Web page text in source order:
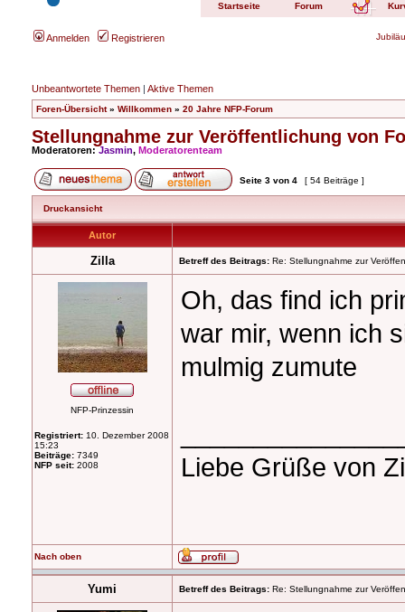
Startseite Forum
Anmelden Registrieren
Unbeantwortete Themen | Aktive Themen
Foren-Übersicht» Willkommen » 20 Jahre NFP-Forum
Stellungnahme zur Veröffentlichung von
Moderatoren:Jasmin, Moderatorenteam
Seite 3 von 4 [ 54 Beiträge ]
Druckansicht
Autor
Zilla Betreff des Beitrags: Re: Stellungnahme zur
NFP-Prinzessin
Registriert: 10. Dezember 2008
15:23
Beiträge: 7349
NFP seit: 2008
Oh, das find ich
war mir, wenn ich
mulmig zumute
Liebe Grüße von
Nach oben
Yumi Betreff des Beitrags: Re: Stellungnahme zur